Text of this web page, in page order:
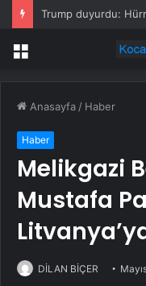
Trump duyurdu:
Menü
Anasayfa / Haber
Haber
Melikgazi
Mustafa
DİLAN BİÇER